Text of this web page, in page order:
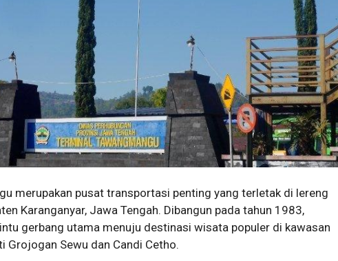
merupakan pusat transportasi penting yang terletak di lereng
Karanganyar, Jawa Tengah. Dibangun pada tahun 1983,
gerbang utama menuju destinasi wisata populer di kawasan
Grojogan Sewu dan Candi Cetho.